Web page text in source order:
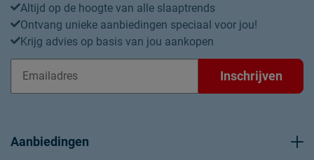
Altijd op de hoogte van alle slaaptrends
Ontvang unieke aanbiedingen speciaal voor jou!
Krijg advies op basis van jou aankopen
Inschrijven
Aanbiedingen